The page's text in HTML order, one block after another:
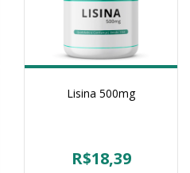
Lisina 500mg
R$18,39